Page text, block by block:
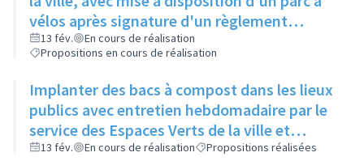
vélos après signature d'un règlement
intérieur et d'une charte de respect du
matériel
13 fév.
En cours de réalisation
Propositions en cours de réalisation
Implanter des bacs à compost dans les lieux
publics avec entretien hebdomadaire par le
service des Espaces Verts de la ville et
réutilisation du compost dans les ronds-
13 fév. En cours de réalisation Propositions réalisées